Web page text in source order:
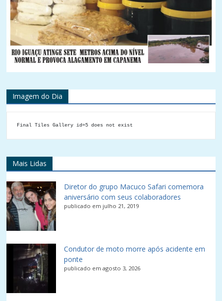
Imagem do Dia
Final Tiles Gallery id=5 does not exist
Mais Lidas
Diretor do grupo Macuco Safari comemora
aniversário com seus colaboradores
publicado em julho 21, 2019
Condutor de moto morre após acidente em
ponte
publicado em agosto 3, 2026